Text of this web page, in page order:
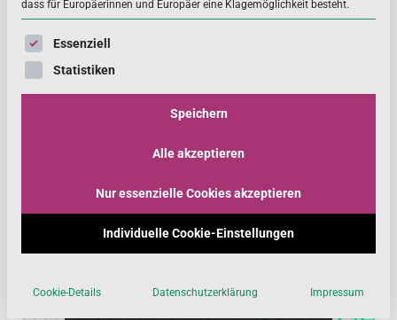
Lebensmitteln, die reich an Niacin sind, können auch
Nahrungsergänzungsmittel (NEM) mit Niacin zu einer
guten Versorgung beitragen.
Informationen zu Funktion, Zufuhrempfehlungen und
Quellen für Niacin (Vitamin B3) gibt
in Kurzform:
Sie sehen gerade einen
auf den eigentlichen Inhalt
dass für Europäerinnen und Europäer eine Klagemöglichkeit besteht.
Es folgt eine Liste der Service-Gruppen, für die eine
Essenziell
Statistiken
Speichern
Alle akzeptieren
Nur essenzielle Cookies akzeptieren
Individuelle Cookie-Einstellungen
Cookie-Details Datenschutzerklärung Impressum